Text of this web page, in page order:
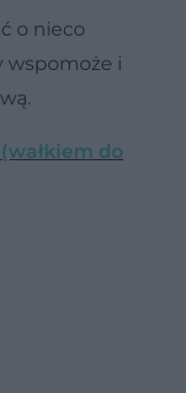
o nieco
wspomoże i
do